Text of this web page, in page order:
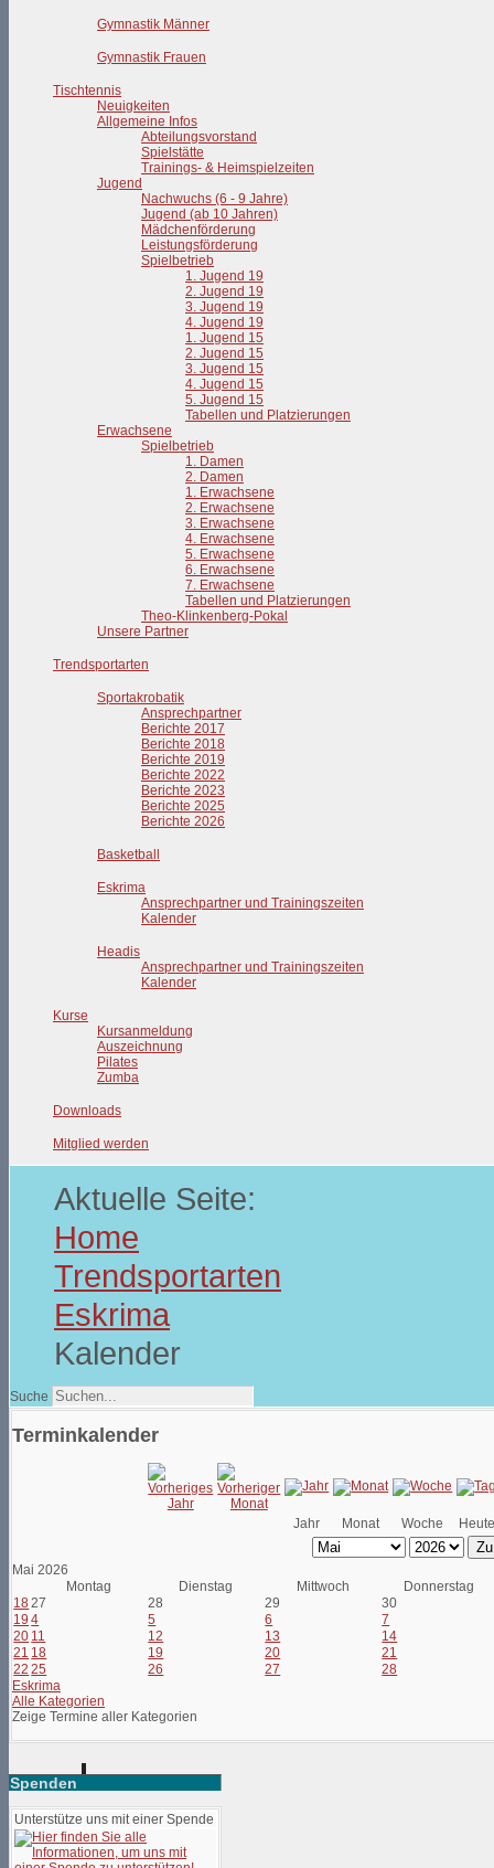
Gymnastik Männer
Gymnastik Frauen
Tischtennis
Neuigkeiten
Allgemeine Infos
Abteilungsvorstand
Spielstätte
Trainings- & Heimspielzeiten
Jugend
Nachwuchs (6 - 9 Jahre)
Jugend (ab 10 Jahren)
Mädchenförderung
Leistungsförderung
Spielbetrieb
1. Jugend 19
2. Jugend 19
3. Jugend 19
4. Jugend 19
1. Jugend 15
2. Jugend 15
3. Jugend 15
4. Jugend 15
5. Jugend 15
Tabellen und Platzierungen
Erwachsene
Spielbetrieb
1. Damen
2. Damen
1. Erwachsene
2. Erwachsene
3. Erwachsene
4. Erwachsene
5. Erwachsene
6. Erwachsene
7. Erwachsene
Tabellen und Platzierungen
Theo-Klinkenberg-Pokal
Unsere Partner
Trendsportarten
Sportakrobatik
Ansprechpartner
Berichte 2017
Berichte 2018
Berichte 2019
Berichte 2022
Berichte 2023
Berichte 2025
Berichte 2026
Basketball
Eskrima
Ansprechpartner und Trainingszeiten
Kalender
Headis
Ansprechpartner und Trainingszeiten
Kalender
Kurse
Kursanmeldung
Auszeichnung
Pilates
Zumba
Downloads
Mitglied werden
Aktuelle Seite:
Home
Trendsportarten
Eskrima
Kalender
Suche
Terminkalender
Jahr Monat Woche Heute
Mai 2026
Montag
Dienstag Mittwoch
Donnerstag
1827 28 29
30
19 4 5 6
7
20 11 12 13
14
21 18 19 20
21
22 25 26 27
28
Eskrima
Alle Kategorien
Zeige Termine aller Kategorien
Spenden
Unterstütze uns mit einer Spende